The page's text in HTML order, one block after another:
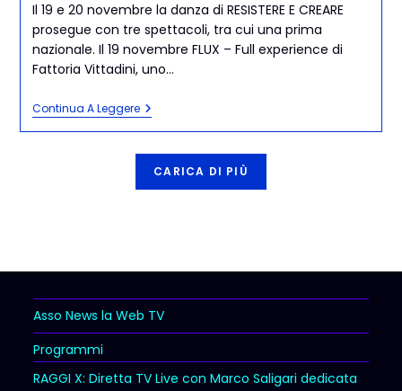
Il 19 e 20 novembre la danza di RESISTERE E CREARE
prosegue con tre spettacoli, tra cui una prima
nazionale. Il 19 novembre FLUX – Full experience di
Fattoria Vittadini, uno…
Continua A Leggere
CARICA DI PIÙ
Asso News la Web TV
Programmi
RAGGI X: Diretta TV Live con Marco Saligari dedicata